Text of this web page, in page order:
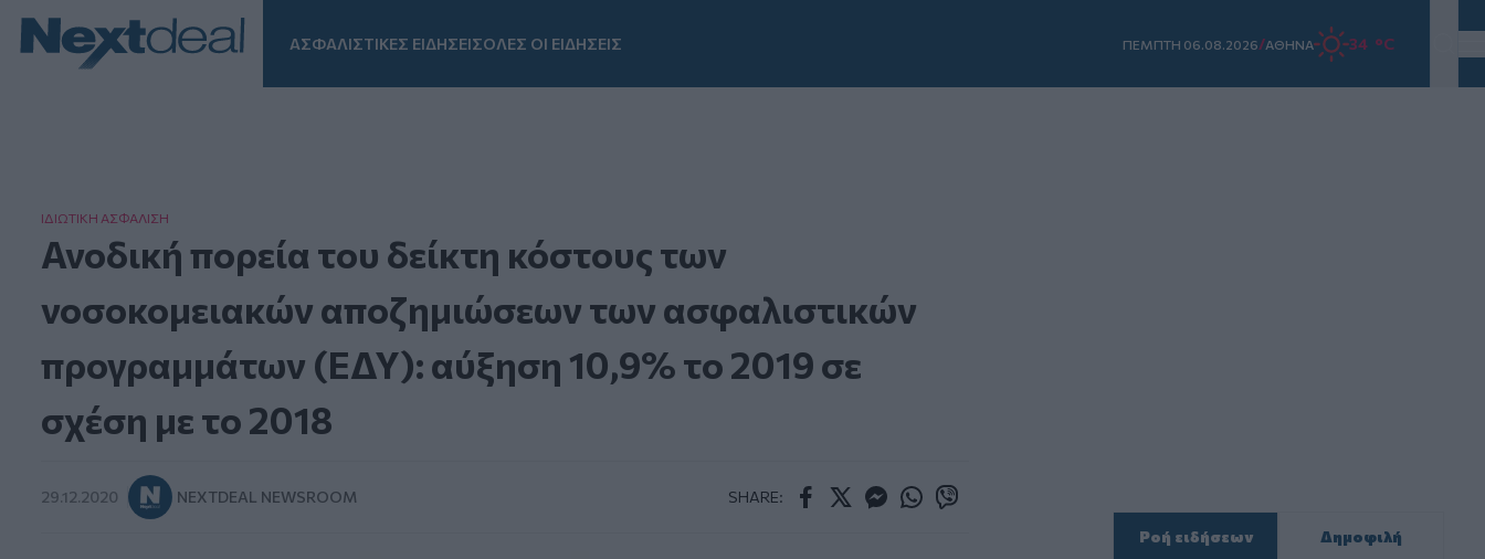
ΑΣΦΑΛΙΣΤΙΚΕΣ ΕΙΔΗΣΕΙΣΟΛΕΣ ΟΙ ΕΙΔΗΣΕΙΣ ΠΕΜΠΤΗ 06.08.2026/ΑΘΗΝΑ 34 °C
ΙΔΙΩΤΙΚΗ ΑΣΦAΛΙΣΗ
Ανοδική πορεία του δείκτη κόστους των
νοσοκομειακών αποζημιώσεων των ασφαλιστικών
προγραμμάτων (ΕΔΥ): αύξηση 10,9% το 2019 σε
σχέση με το 2018
29.12.2020 NEXTDEAL NEWSROOM SHARE:
Ροή ειδήσεων Δημοφιλή